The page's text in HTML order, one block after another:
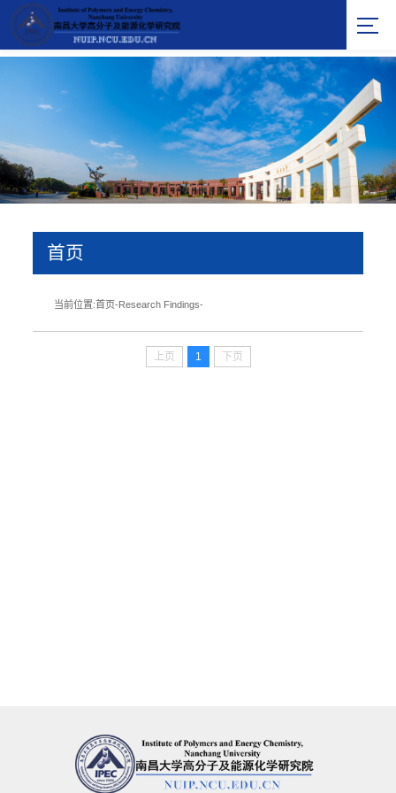
首页
当前位置:首页-Research Findings-
上页 1 下页